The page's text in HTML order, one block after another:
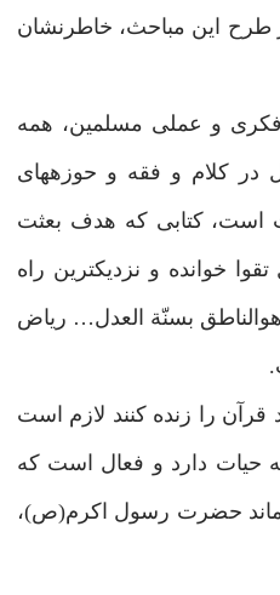
طرح اين مباحث، خاطرنشان
فكرى و عملى مسلمين، همه
كلام و فقه و حوزه‏هاى
عدالت است، كتابى كه هدف بعثت
خوانده و نزديكترين راه
بسنّة العدل… رياض
قرآن را زنده كنند لازم است
حيات دارد و فعال است كه
نهى‏هاى آن پرهيز نمايند و امرهاى آن را عملى سازند.(10) ناگفته نماند حضرت رسول اكرم(ص)،